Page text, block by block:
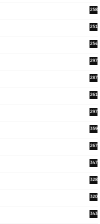
258
251
254
297
287
261
297
359
267
347
328
320
343